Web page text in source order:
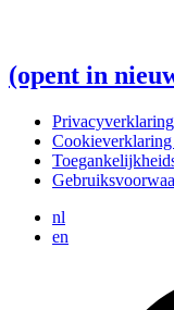
(opent in
Privacyverklaring
Cookieverklaring
nl
en